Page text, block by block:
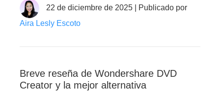
22 de diciembre de 2025 | Publicado por
Aira Lesly Escoto
Breve reseña de Wondershare DVD
Creator y la mejor alternativa